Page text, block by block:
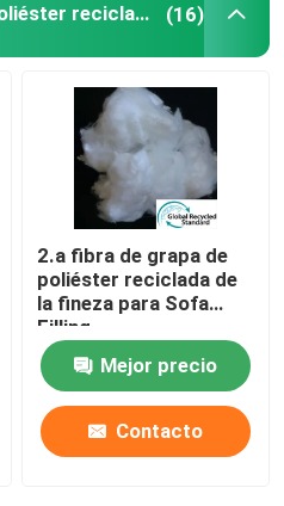
de polipropileno
Fibra discontinua de poliéster reciclado (16)
2.a fibra de grapa de
poliéster reciclada de
la fineza para Sofa
Filling
Mejor precio
Contacto